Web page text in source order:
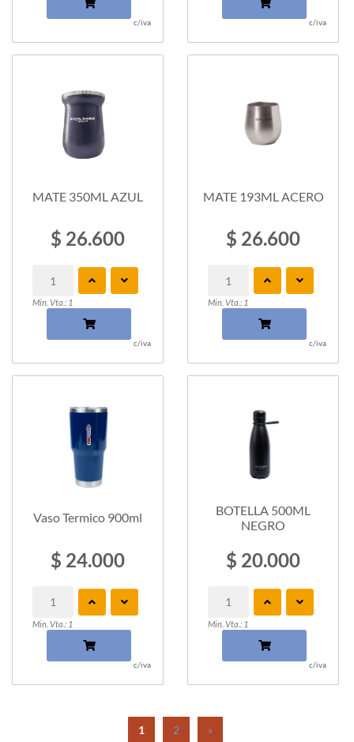
c/iva c/iva
MATE 350ML AZUL
$ 26.600
Min. Vta.: 1
c/iva
MATE 193ML ACERO
$ 26.600
Min. Vta.: 1
c/iva
Vaso Termico 900ml
$ 24.000
Min. Vta.: 1
c/iva
BOTELLA 500ML
NEGRO
$ 20.000
Min. Vta.: 1
c/iva
1 2 »